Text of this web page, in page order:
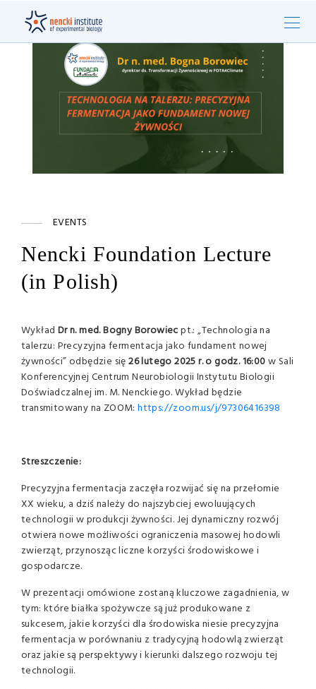
EVENTS
Nencki Foundation Lecture
(in Polish)
Wykład Dr n. med. Bogny Borowiecpt.: „Technologia na
talerzu: Precyzyjna fermentacja jako fundament nowej
żywności” odbędzie się26 lutego 2025 r. o godz. 16:00w Sali
Konferencyjnej Centrum Neurobiologii Instytutu Biologii
Doświadczalnej im. M. Nenckiego. Wykład będzie
transmitowany na ZOOM:https://zoom.us/j/97306416398
Streszczenie:
Precyzyjna fermentacja zaczęła rozwijać się na przełomie
XX wieku, a dziś należy do najszybciej ewoluujących
technologii w produkcji żywności. Jej dynamiczny rozwój
otwiera nowe możliwości ograniczenia masowej hodowli
zwierząt, przynosząc liczne korzyści środowiskowe i
gospodarcze.
W prezentacji omówione zostaną kluczowe zagadnienia, w
tym: które białka spożywcze są już produkowane z
sukcesem, jakie korzyści dla środowiska niesie precyzyjna
fermentacja w porównaniu z tradycyjną hodowlą zwierząt
oraz jakie są perspektywy i kierunki dalszego rozwoju tej
technologii.